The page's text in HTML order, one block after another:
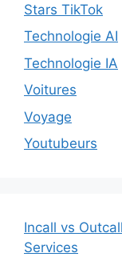
Stars TikTok
Technologie AI
Technologie IA
Voitures
Voyage
Youtubeurs
Incall vs
Services